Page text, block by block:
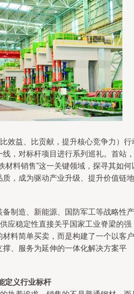
效益、比贡献，提升核心竞争力）行
，对标杆项目进行系列巡礼。首站，
材料销售”这一关键领域，探寻其如何
，成为驱动产业升级、提升价值链地
制造、新能源、国防军工等战略性产
应稳定性直接关乎国家工业脊梁的强
料简单买卖，而是构建了一个以客户
、服务为延伸的一体化解决方案平
定义行业标杆